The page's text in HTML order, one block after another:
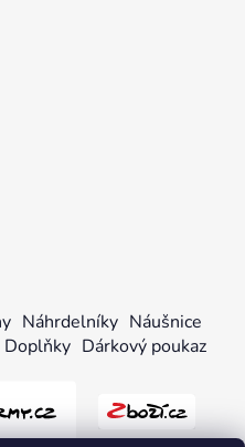
Náhrdelníky Náušnice
Doplňky Dárkový poukaz